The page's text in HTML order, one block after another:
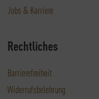
Jobs & Karriere
Rechtliches
Barrierefreiheit
Widerrufsbelehrung